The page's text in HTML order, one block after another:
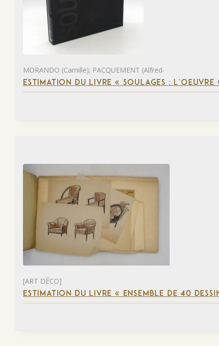
MORANDO (Camille); PACQUEMENT (Alfred-
ESTIMATION DU LIVRE « SOULAGES :
[ART DÉCO]
ESTIMATION DU LIVRE « ENSEMBLE DE 40